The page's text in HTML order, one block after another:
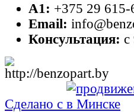
A1: +375 29 615-
Email:
Консультация: с
Сделано с